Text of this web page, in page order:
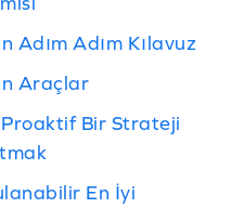
Adım Adım Kılavuz
Araçlar
Bir Strateji
En İyi